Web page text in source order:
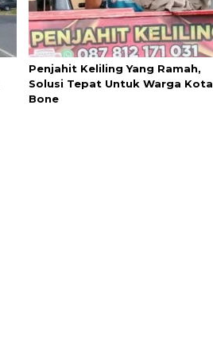
Penjahit Keliling Yang Ramah,
Solusi Tepat Untuk Warga Kota
Bone